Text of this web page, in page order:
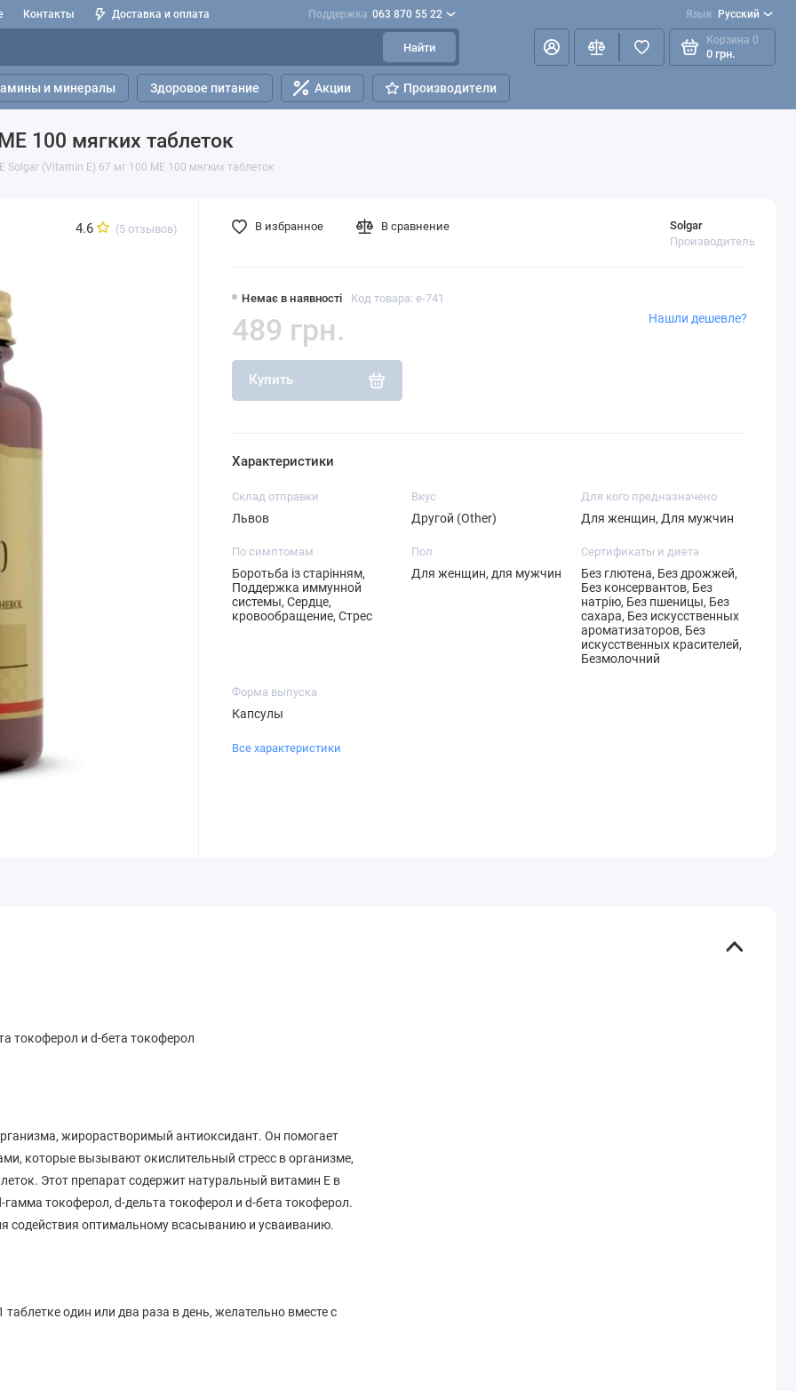
Контакты Доставка и оплата Поддержка 063 870 55 22 Язык Русский
Найти
Корзина 0
0 грн.
и минералы Здоровое питание Акции Производители
100 мягких таблеток
Solgar (Vitamin E) 67 мг 100 МЕ 100 мягких таблеток
4.6 (5 отзывов)
Немає в наявності Код товара: e-741
Solgar
Производитель
489 грн.
Купить
Нашли дешевле?
В избранное В сравнение
Характеристики
Склад отправки
Львов
Вкус
Другой (Other)
Для кого предназначено
Для женщин, Для мужчин
По симптомам
Боротьба із старінням,
Поддержка иммунной
системы, Сердце,
кровообращение, Стрес
Пол
Для женщин, для мужчин
Сертификаты и диета
Без глютена, Без дрожжей,
Без консервантов, Без
натрію, Без пшеницы, Без
сахара, Без искусственных
ароматизаторов, Без
искусственных красителей,
Безмолочний
Форма выпуска
Капсулы
Все характеристики
токоферол и d-бета токоферол
жирорастворимый антиоксидант. Он помогает
которые вызывают окислительный стресс в организме,
Этот препарат содержит натуральный витамин E в
токоферол, d-дельта токоферол и d-бета токоферол.
содействия оптимальному всасыванию и усваиванию.
один или два раза в день, желательно вместе с